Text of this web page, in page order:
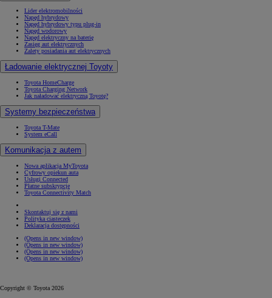
Lider elektromobilności
Napęd hybrydowy
Napęd hybrydowy typu plug-in
Napęd wodorowy
Napęd elektryczny na baterię
Zasięg aut elektrycznych
Zalety posiadania aut elektrycznych
Ładowanie elektrycznej Toyoty
Toyota HomeCharge
Toyota Charging Network
Jak naładować elektryczną Toyotę?
Systemy bezpieczeństwa
Toyota T-Mate
System eCall
Komunikacja z autem
Nowa aplikacja MyToyota
Cyfrowy opiekun auta
Usługi Connected
Płatne subskrypcje
Toyota Connectivity Match
Skontaktuj się z nami
Polityka ciasteczek
Deklaracja dostępności
(Opens in new window)
(Opens in new window)
(Opens in new window)
(Opens in new window)
Copyright © Toyota 2026